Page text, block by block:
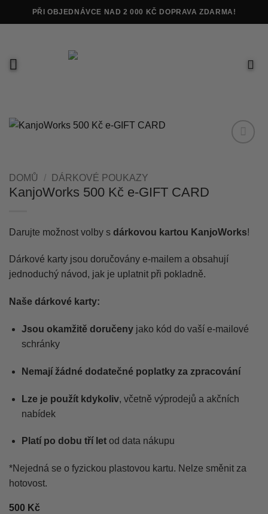
Přeskočit
na
PŘI OBJEDNÁVCE NAD 2 000 KČ DOPRAVA ZDARMA!
DOMŮ / DÁRKOVÉ POUKAZY
KanjoWorks 500 Kč e-GIFT CARD
Darujte možnost volby s dárkovou kartou KanjoWorks!
Dárkové karty jsou doručovány e-mailem a obsahují
jednoduchý návod, jak je uplatnit při pokladně.
Naše dárkové karty:
Jsou okamžitě doručenyjako kód do vaší e-mailové
schránky
Nemají žádné dodatečné poplatky za zpracování
Lze je použít kdykoliv, včetně výprodejů a akčních
nabídek
Platí po dobu tří letod data nákupu
*Nejedná se o fyzickou plastovou kartu. Nelze směnit za
hotovost.
500 Kč